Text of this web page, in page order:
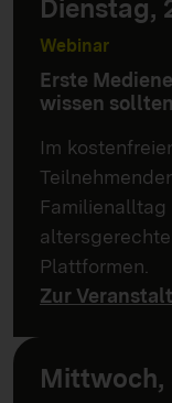
Dienstag,
Webinar
Erste
wissen sollten
Im
Plattformen.
Zur
Mittwoch,